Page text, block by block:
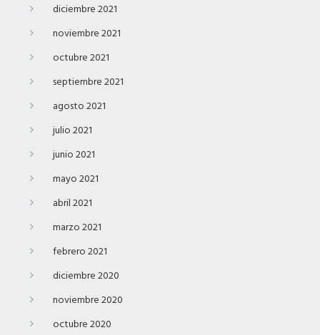
diciembre 2021
noviembre 2021
octubre 2021
septiembre 2021
agosto 2021
julio 2021
junio 2021
mayo 2021
abril 2021
marzo 2021
febrero 2021
diciembre 2020
noviembre 2020
octubre 2020